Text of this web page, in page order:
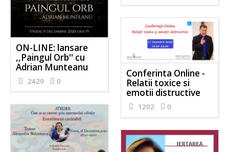
ON-LINE: lansare
,,Paingul Orb'' cu
Adrian Munteanu
2429 0
Conferinta Online -
Relatii toxice si
emotii distructive
1202 0